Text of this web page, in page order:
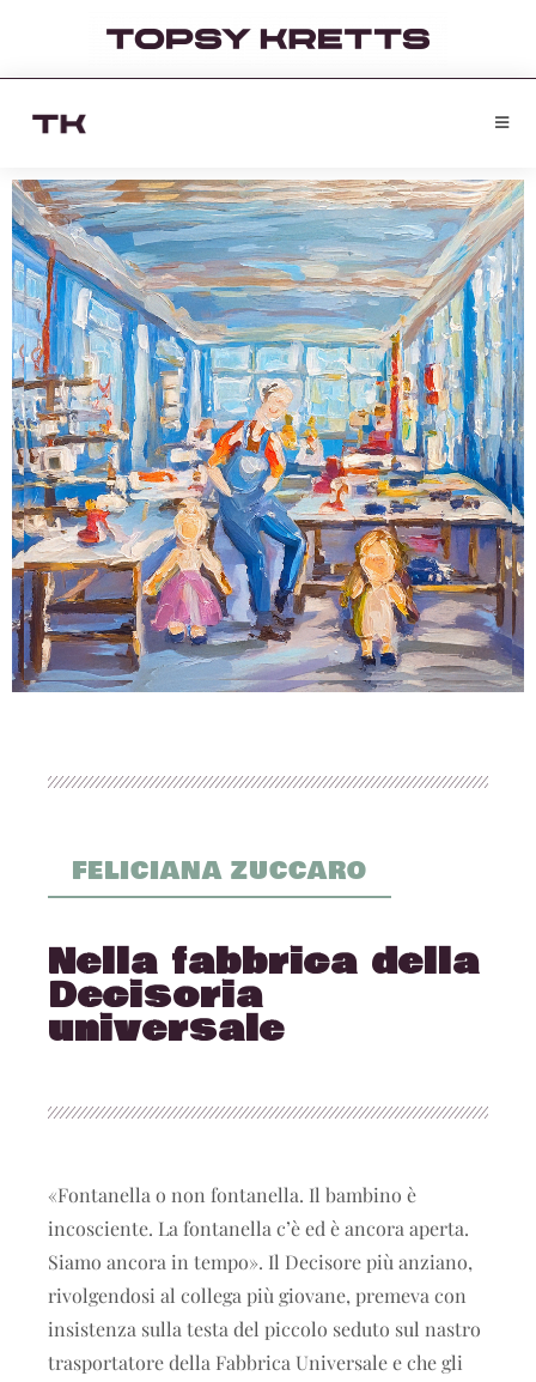
FELICIANA ZUCCARO
Nella fabbrica della
Decisoria
universale
«Fontanella o non fontanella. Il bambino è
incosciente. La fontanella c’è ed è ancora aperta.
Siamo ancora in tempo». Il Decisore più anziano,
rivolgendosi al collega più giovane, premeva con
insistenza sulla testa del piccolo seduto sul nastro
trasportatore della Fabbrica Universale e che gli